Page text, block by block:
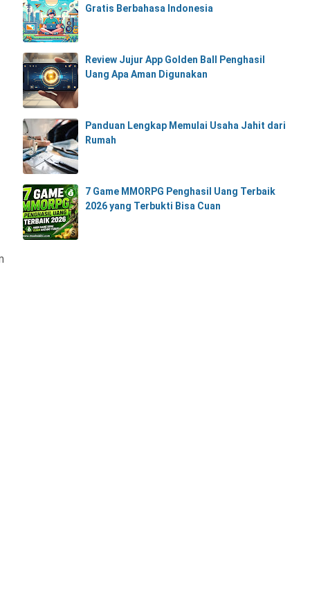
Gratis Berbahasa Indonesia
Review Jujur App Golden Ball Penghasil
Uang Apa Aman Digunakan
Panduan Lengkap Memulai Usaha Jahit dari
Rumah
7 Game MMORPG Penghasil Uang Terbaik
2026 yang Terbukti Bisa Cuan